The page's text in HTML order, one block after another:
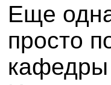
Еще
просто
кафедры